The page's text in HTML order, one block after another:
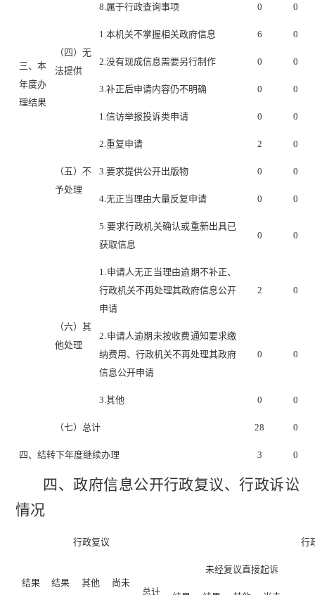
三、本
年度办
理结果
8.属于行政查询事项 0 0
（四）无
法提供
1.本机关不掌握相关政府信息 6 0
2.没有现成信息需要另行制作 0 0
3.补正后申请内容仍不明确 0 0
（五）不
予处理
1.信访举报投诉类申请 0 0
2.重复申请 2 0
3.要求提供公开出版物 0 0
4.无正当理由大量反复申请 0 0
5.要求行政机关确认或重新出具已
获取信息
0 0
（六）其
他处理
1.申请人无正当理由逾期不补正、
行政机关不再处理其政府信息公开
申请
2 0
2.申请人逾期未按收费通知要求缴
纳费用、行政机关不再处理其政府
信息公开申请
0 0
3.其他 0 0
（七）总计 28 0
四、结转下年度继续办理 3 0
四、政府信息公开行政复议、行政诉讼
情况
行政复议 行
结果 结果 其他
尚未
总计
未经复议直接起诉